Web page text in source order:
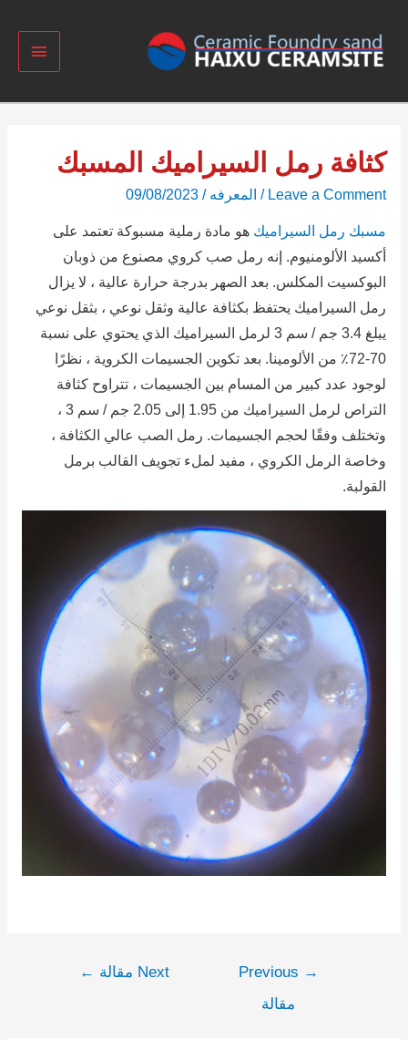
كثافة رمل السيراميك المسبك
Leave a Comment
/المعرفه /
09/08/2023
مسبك رمل السيراميكهو مادة رملية مسبوكة تعتمد على
أكسيد الألومنيوم.إنه رمل صب كروي مصنوع من ذوبان
البوكسيت المكلس.بعد الصهر بدرجة حرارة عالية ، لا يزال
رمل السيراميك يحتفظ بكثافة عالية وثقل نوعي ، بثقل نوعي
يبلغ 3.4 جم / سم 3 لرمل السيراميك الذي يحتوي على نسبة
بعد تكوين الجسيمات الكروية ، نظرًا
لوجود عدد كبير من المسام بين الجسيمات ، تتراوح كثافة
التراص لرمل السيراميك من 1.95 إلى 2.05 جم / سم 3 ،
وتختلف وفقًا لحجم الجسيمات.رمل الصب عالي الكثافة ،
وخاصة الرمل الكروي ، مفيد لملء تجويف القالب برمل
القولبة.
Previous
مقالة
Next مقالة ←